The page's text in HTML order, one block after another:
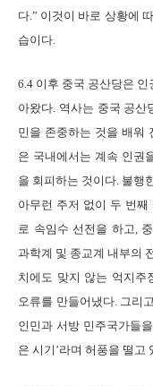
다.” 이것이 바로 상황에
습이다.
6.4 이후 중국 공산당은
아왔다. 역사는 중국 공산
민을 존중하는 것을 배워
은 국내에서는 계속 인권
을 회피하는 것이다. 불행
아무런 주저 없이 두 번
로 속임수 선전을 하고,
과학계 및 종교계 내부의
치에도 맞지 않는 억지주
오류를 만들어냈다. 그리
인민과 서방 민주국가들
은 시기’라며 허풍을 떨고